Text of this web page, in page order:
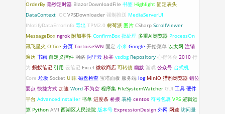
OrderBy 毫秒定时器 BlazorDownloadFile 书签 Highlight 固定表头
DataContext IOC VPSDownloader 强制推送 MediaServerUI
INotifyDataErrorlnfo 导出 TPM2.0 树莓派 图片 CSharp ScrollViewer
MessageBox ngrok 附加事件 ConfirmBox 批处理 多重AI浏览器 ProcessOn
讯飞星火 Office 分页 TortoiseSVN 固定 小米 Google 开始菜单 以太网 注销
遍历 书籍 自定义控件 网络 阿里云 枚举 vsdbg Repository 心得体会 2010 行
为 蚂蚁笔记 引用 云笔记 Excel 微软商店 可转债 幽默 游戏 公众号 台式机
Core 垃圾 Socket UI库 磁盘检查 宝塔面板 服务端 log MinIO 猎豹浏览器 错位
要点 快捷方式 加速 Word 不为空 程序集 FileSystemWatcher GUI 工具 硬件
平台 AdvancedInstaller 书单 进度条 桥接 表格 centos 符号包裹 VPS 逻辑运
算 Python AMI 西湖区人民法院 版本号 ExpressionDesign 外网 网速 访问量